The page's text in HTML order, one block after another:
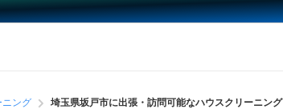
ニング 埼玉県坂戸市に出張・訪問可能なハウスクリーニング